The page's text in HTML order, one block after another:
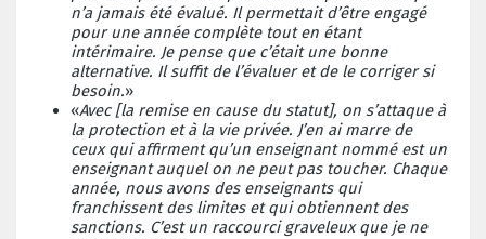
n’a jamais été évalué. Il permettait d’être engagé
pour une année complète tout en étant
intérimaire. Je pense que c’était une bonne
alternative. Il suffit de l’évaluer et de le corriger si
besoin.»
«Avec [la remise en cause du statut], on s’attaque à
la protection et à la vie privée. J’en ai marre de
ceux qui affirment qu’un enseignant nommé est un
enseignant auquel on ne peut pas toucher. Chaque
année, nous avons des enseignants qui
franchissent des limites et qui obtiennent des
sanctions. C’est un raccourci graveleux que je ne